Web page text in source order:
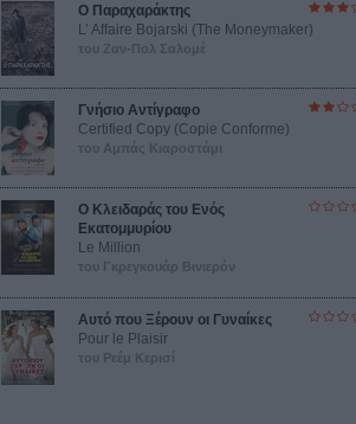
Ο Παραχαράκτης
L’ Affaire Bojarski (The Moneymaker)
του Ζαν-Πολ Σαλομέ
Γνήσιο Αντίγραφο
Certified Copy (Copie Conforme)
του Αμπάς Κιαροστάμι
Ο Κλειδαράς του Ενός
Εκατομμυρίου
Le Million
του Γκρεγκουάρ Βινιερόν
Αυτό που Ξέρουν οι Γυναίκες
Pour le Plaisir
του Ρεέμ Κερισί